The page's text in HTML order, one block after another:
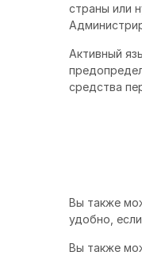
страны или
Активный
средства
Вы также
удобно,
Вы также